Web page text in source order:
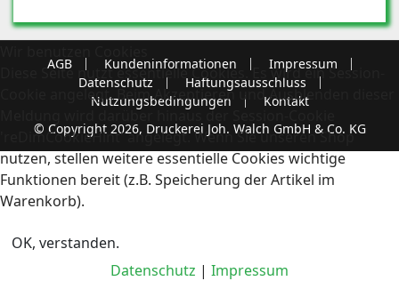
AGB Kundeninformationen
Impressum
Datenschutz
Haftungsausschluss
Nutzungsbedingungen
Kontakt
© Copyright 2026, Druckerei Joh. Walch GmbH & Co. KG
Diese Seite nutzt essentielle Cookies. Es wird ein Session-
Cookie angelegt. Beim Akzeptieren und Ausblenden dieser
Meldung wird darüber hinaus der Session-Cookie
'reDimCookieHint' angelegt. Wenn Sie unseren Shop
nutzen, stellen weitere essentielle Cookies wichtige
Funktionen bereit (z.B. Speicherung der Artikel im
Warenkorb).
OK, verstanden.
Datenschutz | Impressum